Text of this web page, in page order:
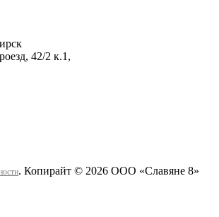
42/2 к.1 ,
. Копирайт © 2026 ООО «Cлавяне 8»